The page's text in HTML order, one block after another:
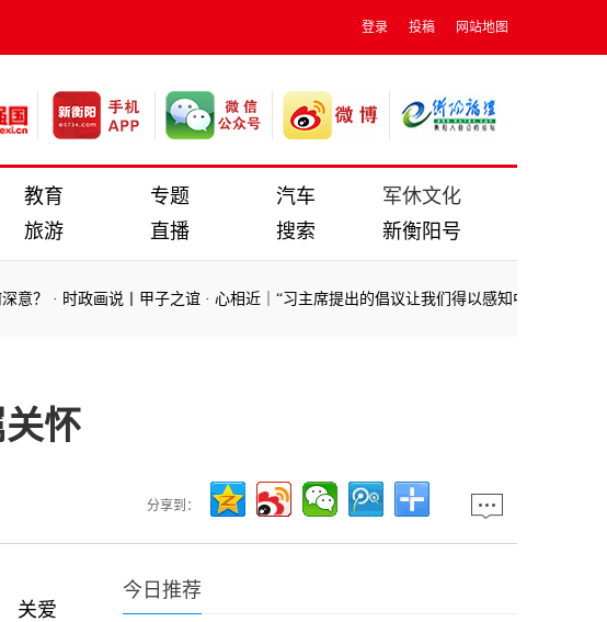
登录 投稿 网站地图
教育 专题 汽车
军休文化
旅游 直播 搜索 新衡阳号
？·时政画说丨甲子之谊·心相近｜“习主席提出的倡议让我们得以感知中国、爱上中国”
怀
分享到：
关爱
今日推荐